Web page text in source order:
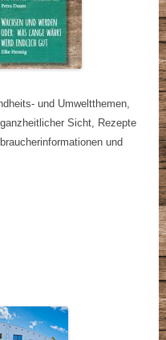
und Umweltthemen,
Sicht, Rezepte
und